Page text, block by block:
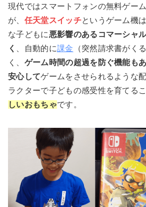
現代ではスマートフォンの無料ゲー
が、 任天堂スイッチというゲーム機
な子どもに 悪影響のあるコマーシャ
く
、自動的に課金 （突然請求書がく
く、 ゲーム時間の超過を防ぐ機能も
安心してゲームをさせられるような
ラクターで子どもの感受性を育てる
しいおもちゃです。